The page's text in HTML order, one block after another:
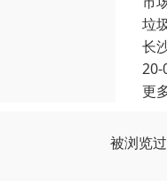
垃
长
20-
更
被浏览